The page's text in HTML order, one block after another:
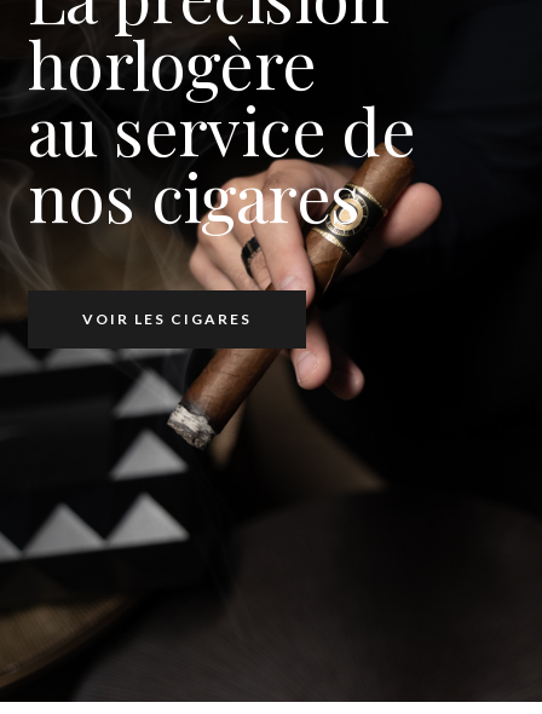
horlogère
au service de
nos cigares
VOIR LES CIGARES